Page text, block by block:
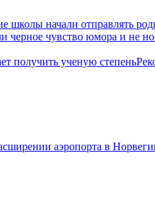
школы начали отправлять
аэропорта в